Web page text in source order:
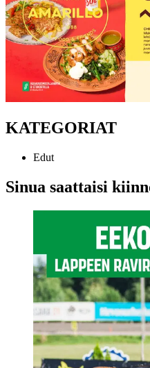
KATEGORIAT
Edut
Sinua saattaisi